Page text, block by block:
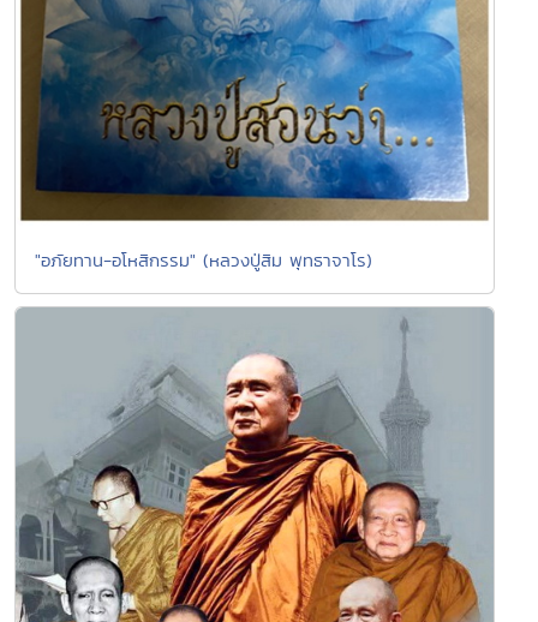
"อภัยทาน-อโหสิกรรม" (หลวงปู่สิม พุทธาจาโร)